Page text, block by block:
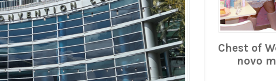
Chest of
novo